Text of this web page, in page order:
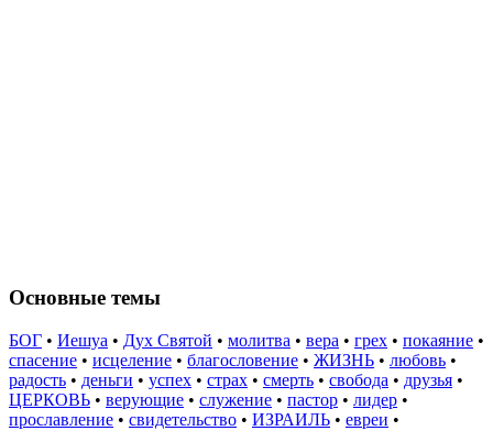
Основные темы
БОГ • Иешуа • Дух Святой • молитва • вера • грех • покаяние •
спасение • исцеление • благословение • ЖИЗНЬ • любовь •
радость • деньги • успех • страх • смерть • свобода • друзья •
ЦЕРКОВЬ • верующие • служение • пастор • лидер •
прославление • свидетельство • ИЗРАИЛЬ • евреи •